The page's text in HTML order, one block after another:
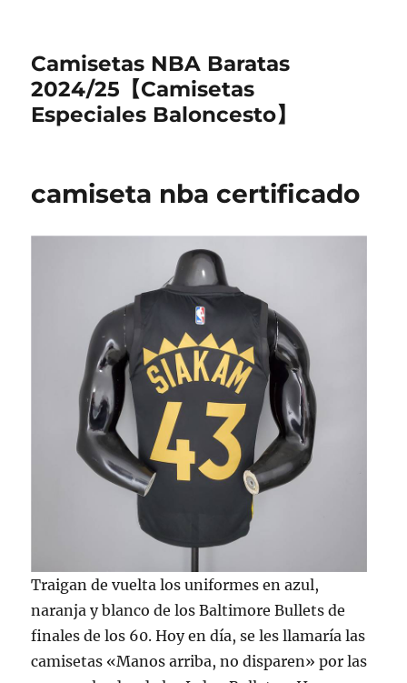
Camisetas NBA Baratas
2024/25【Camisetas
Especiales Baloncesto】
camiseta nba certificado
Traigan de vuelta los uniformes en azul,
naranja y blanco de los Baltimore Bullets de
finales de los 60. Hoy en día, se les llamaría las
camisetas «Manos arriba, no disparen» por las